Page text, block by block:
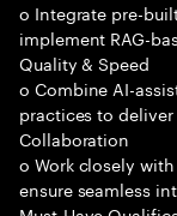
o Integrate pre-
implement RAG-
Quality & Speed
o Combine AI-
practices to
Collaboration
o Work closely
ensure seamless